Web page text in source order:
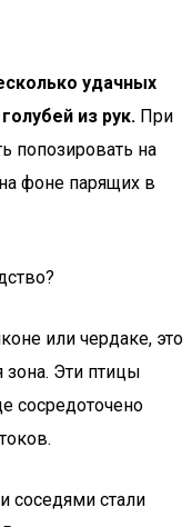
удачных
из рук. При
попозировать на
фоне парящих в
или чердаке, это
зона. Эти птицы
сосредоточено
соседями стали